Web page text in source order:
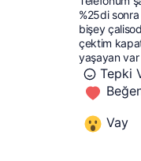
%25di
bişey
çektim
yaşayan var
Tepki
Vay